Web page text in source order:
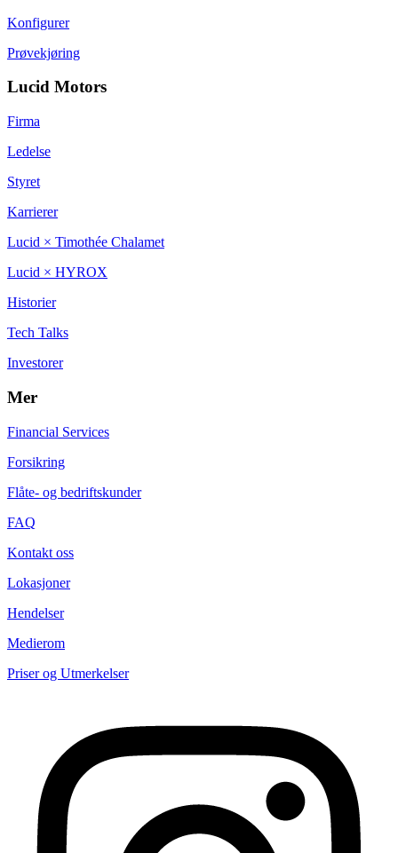
Konfigurer
Prøvekjøring
Lucid Motors
Firma
Ledelse
Styret
Karrierer
Lucid × Timothée Chalamet
Lucid × HYROX
Historier
Tech Talks
Investorer
Mer
Financial Services
Forsikring
Flåte- og bedriftskunder
FAQ
Kontakt oss
Lokasjoner
Hendelser
Medierom
Priser og Utmerkelser